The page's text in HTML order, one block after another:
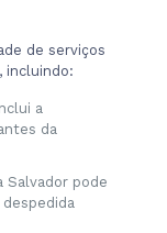
de serviços
incluindo:
a
da
Salvador pode